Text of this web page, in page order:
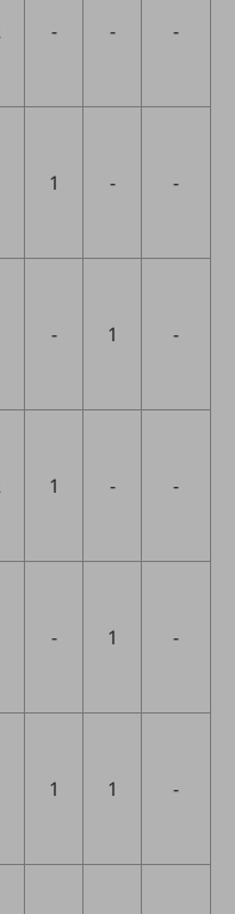
モ mini ドコモBiz かけ放題
- - -
1 - -
- 1 -
1 - -
- 1 -
1 1 -